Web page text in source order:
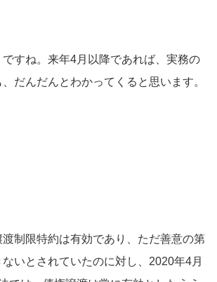
すね。来年4月以降であれば、実務の
だんだんとわかってくると思います。
制限特約は有効であり、ただ善意の第
いとされていたのに対し、2020年4月